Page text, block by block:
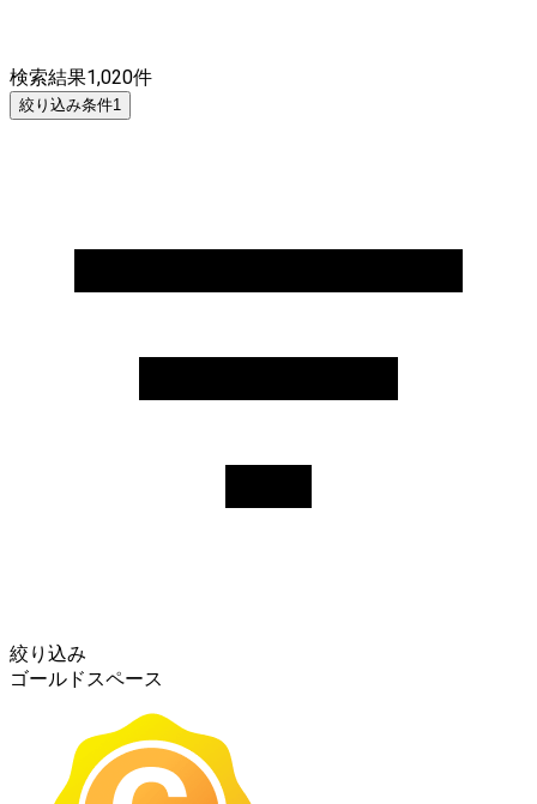
検索結果1,020件
絞り込み条件1
絞り込み
ゴールドスペース